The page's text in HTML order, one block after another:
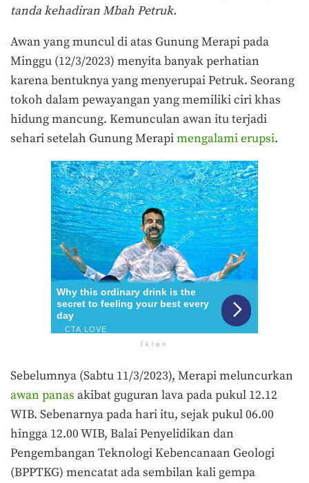
tanda kehadiran Mbah Petruk.
Awan yang muncul di atas Gunung Merapi pada
Minggu (12/3/2023) menyita banyak perhatian
karena bentuknya yang menyerupai Petruk. Seorang
tokoh dalam pewayangan yang memiliki ciri khas
hidung mancung. Kemunculan awan itu terjadi
sehari setelah Gunung Merapimengalami erupsi.
Iklan
Sebelumnya (Sabtu 11/3/2023), Merapi meluncurkan
awan panas akibat guguran lava pada pukul 12.12
WIB. Sebenarnya pada hari itu, sejak pukul 06.00
hingga 12.00 WIB, Balai Penyelidikan dan
Pengembangan Teknologi Kebencanaan Geologi
(BPPTKG) mencatat ada sembilan kali gempa